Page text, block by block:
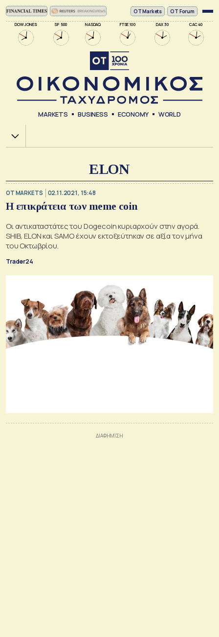
DOW JONES SP 500 NASDAQ FTSE 100 DAX 30 CAC 40
ΟΤ Markets OT Forum
MARKETS BUSINESS ECONOMY WORLD
Χ.Α.
ELON
OT MARKETS 02.11.2021, 15:48
Η επικράτεια των meme coin
Οι αντικαταστάτες του Dogecoin κυριαρχούν στην αγορά.
SHIB, ELON και SAMO έχουν εκτοξεύτηκαν σε αξία τον μήνα
του Οκτωβρίου.
Trader24